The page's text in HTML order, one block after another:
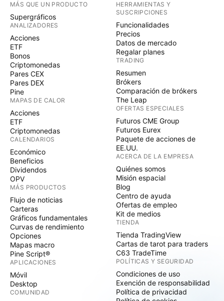
MÁS QUE UN PRODUCTO
Supergráficos
ANALIZADORES
Acciones
ETF
Bonos
Criptomonedas
Pares CEX
Pares DEX
Pine
MAPAS DE CALOR
Acciones
ETF
Criptomonedas
CALENDARIOS
Económico
Beneficios
Dividendos
OPV
MÁS PRODUCTOS
Flujo de noticias
Carteras
Gráficos fundamentales
Curvas de rendimiento
Opciones
Mapas macro
Pine Script®
APLICACIONES
Móvil
Desktop
COMUNIDAD
HERRAMIENTAS Y
SUSCRIPCIONES
Funcionalidades
Precios
Datos de mercado
Regalar planes
TRADING
Resumen
Brókers
Comparación de brókers
The Leap
OFERTAS ESPECIALES
Futuros CME Group
Futuros Eurex
Paquete de acciones de
EE.UU.
ACERCA DE LA EMPRESA
Quiénes somos
Misión espacial
Blog
Centro de ayuda
Ofertas de empleo
Kit de medios
TIENDA
Tienda TradingView
Cartas de tarot para traders
C63 TradeTime
POLÍTICAS Y SEGURIDAD
Condiciones de uso
Exención de responsabilidad
Política de privacidad